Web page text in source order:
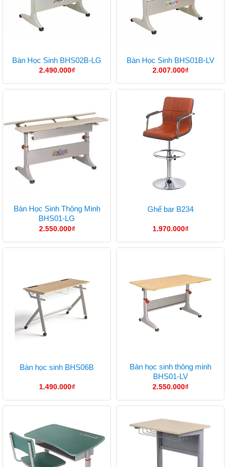
Bàn Học Sinh BHS02B-LG
2.490.000₫
Bàn Học Sinh BHS01B-LV
2.007.000₫
Bàn Học Sinh Thông Minh
BHS01-LG
2.550.000₫
Ghế bar B234
1.970.000₫
Bàn học sinh BHS06B
1.490.000₫
Bàn học sinh thông minh
BHS01-LV
2.550.000₫